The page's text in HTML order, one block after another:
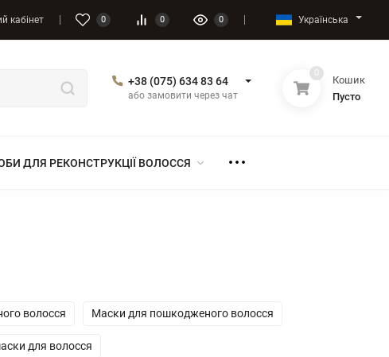
кабінет 0 0 0 Українська
+38 (075) 634 83 64
або замовити через чат
0
Кошик
Пусто
ДЛЯ РЕКОНСТРУКЦІЇ ВОЛОССЯ
волосся Маски для пошкодженого волосся
для волосся